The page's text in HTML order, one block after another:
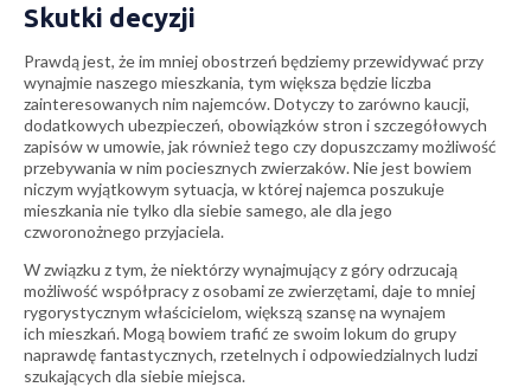
Skutki decyzji
Prawdą jest, że im mniej obostrzeń będziemy przewidywać przy
wynajmie naszego mieszkania, tym większa będzie liczba
zainteresowanych nim najemców. Dotyczy to zarówno kaucji,
dodatkowych ubezpieczeń, obowiązków stron i szczegółowych
zapisów w umowie, jak również tego czy dopuszczamy możliwość
przebywania w nim pociesznych zwierzaków. Nie jest bowiem
niczym wyjątkowym sytuacja, w której najemca poszukuje
mieszkania nie tylko dla siebie samego, ale dla jego
czworonożnego przyjaciela.
W związku z tym, że niektórzy wynajmujący z góry odrzucają
możliwość współpracy z osobami ze zwierzętami, daje to mniej
rygorystycznym właścicielom, większą szansę na wynajem
ich mieszkań. Mogą bowiem trafić ze swoim lokum do grupy
naprawdę fantastycznych, rzetelnych i odpowiedzialnych ludzi
szukających dla siebie miejsca.